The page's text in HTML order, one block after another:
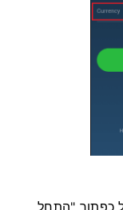
כפתור "התחל